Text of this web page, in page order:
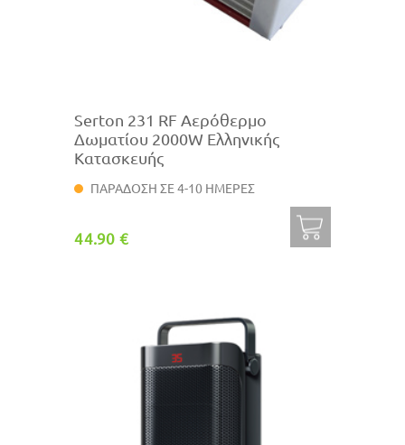
Serton 231 RF Αερόθερμο
Δωματίου 2000W Ελληνικής
Κατασκευής
ΠΑΡΑΔΟΣΗ ΣΕ 4-10 ΗΜΕΡΕΣ
44.90 €